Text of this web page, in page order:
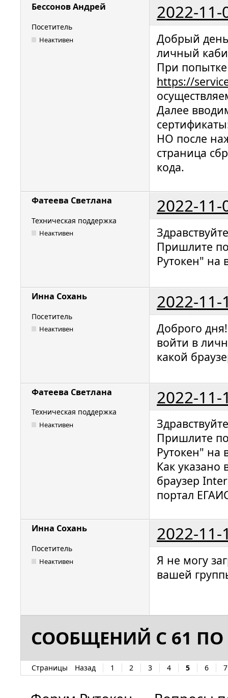
Бессонов Андрей 2022-11-
Посетитель
Неактивен
Добрый
личный
При
https://
Далее
НО после
страница
кода.
Фатеева Светлана 2022-11-
Техническая поддержка
Неактивен
Пришлите
Рутокен" на
Инна Сохань 2022-11-
Посетитель
Неактивен
Доброго
войти в
какой
Фатеева Светлана 2022-11-
Техническая поддержка
Неактивен
Пришлите
Рутокен" на
Как указано
браузер
портал
Инна Сохань 2022-11-
Посетитель
Неактивен
Я не могу
вашей
СООБЩЕНИЙ С 61 ПО
Страницы Назад 1 2 3 4 5 6 7